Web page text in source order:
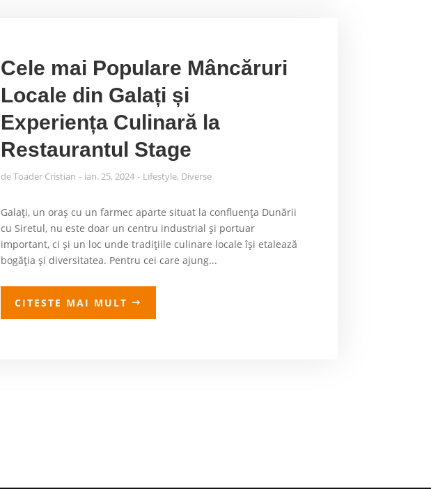
Cele mai Populare Mâncăruri
Locale din Galați și
Experiența Culinară la
Restaurantul Stage
deToader Cristian ian. 25, 2024 Lifestyle, Diverse
Galați, un oraș cu un farmec aparte situat la confluența Dunării
cu Siretul, nu este doar un centru industrial și portuar
important, ci și un loc unde tradițiile culinare locale își etalează
bogăția și diversitatea. Pentru cei care ajung...
CITESTE MAI MULT